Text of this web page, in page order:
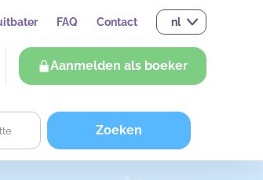
FAQ Contact nl
Aanmelden als boeker
Zoeken